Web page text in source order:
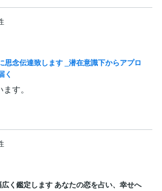
思念伝達致します _潜在意識下からアプロ
く
す。
く鑑定します あなたの恋を占い、幸せへ